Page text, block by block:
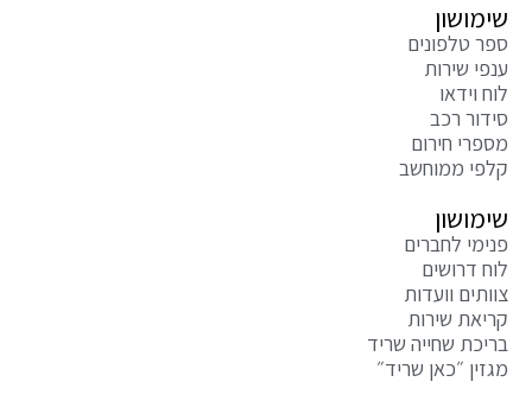
רכב
חירום
לחברים
וועדות
שירות
שחייה שריד
״כאן שריד״